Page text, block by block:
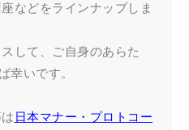
などをラインナップしま
して、ご自身のあらた
幸いです。
日本マナー・プロトコー